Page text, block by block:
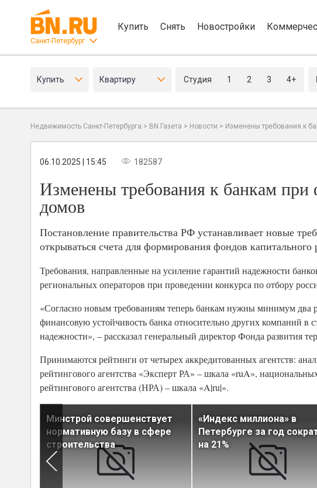
Санкт-Петербург
Купить Снять Новостройки
Купить Квартиру Студия 1 2 3 4+
Недвижимость Санкт-Петербурга > BN Газета > Новости > Изменены требования к
06.10.2025 | 15:45 182587
Изменены требования к банкам
домов
Постановление правительства РФ устанавливает новые
открываться счета для формирования фондов капитального
Требования, направленные на усиление гарантий надежности
региональных операторов при проведении конкурса по отбору
«Согласно новым требованиям теперь банкам нужны минимум два
финансовую устойчивость банка относительно других компаний
надежности», – рассказал генеральный директор Фонда развития
Принимаются рейтинги от четырех аккредитованных агентств:
рейтингового агентства «Эксперт РА» – шкала «ruA»,
рейтингового агентства (НРА) – шкала «A|ru|».
Минстрой совершенствует
нормативную базу в сфере
строительства
«Индекс миллиона» в
Петербурге за год
на 21%